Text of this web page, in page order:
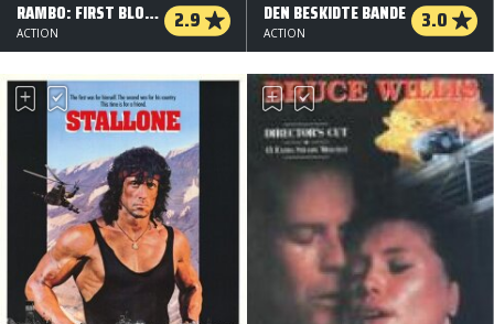
RAMBO: FIRST BLOOD II 2.9
ACTION
DEN BESKIDTE BANDE 3.0
ACTION